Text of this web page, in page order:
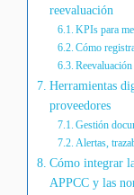
reevaluación
KPIs para
Cómo
Herramientas
proveedores
Gestión
Alertas,
Cómo integrar
APPCC y las